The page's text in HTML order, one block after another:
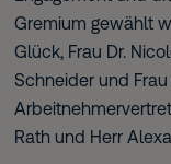
Gremium gewählt
Glück, Frau Dr.
Schneider und
Rath und Herr